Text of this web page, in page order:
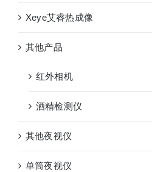
Xeye艾睿热成像
其他产品
红外相机
酒精检测仪
其他夜视仪
单筒夜视仪